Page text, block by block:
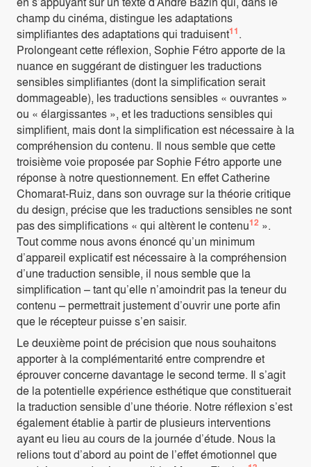
champ du cinéma, distingue les adaptations
simplifiantes des adaptations qui traduisent11.
Prolongeant cette réflexion, Sophie Fétro apporte de la
nuance en suggérant de distinguer les traductions
sensibles simplifiantes (dont la simplification serait
dommageable), les traductions sensibles « ouvrantes »
ou « élargissantes », et les traductions sensibles qui
simplifient, mais dont la simplification est nécessaire à la
compréhension du contenu. Il nous semble que cette
troisième voie proposée par Sophie Fétro apporte une
réponse à notre questionnement. En effet Catherine
Chomarat-Ruiz, dans son ouvrage sur la théorie critique
du design, précise que les traductions sensibles ne sont
pas des simplifications « qui altèrent le contenu12 ».
Tout comme nous avons énoncé qu’un minimum
d’appareil explicatif est nécessaire à la compréhension
d’une traduction sensible, il nous semble que la
simplification – tant qu’elle n’amoindrit pas la teneur du
contenu – permettrait justement d’ouvrir une porte afin
que le récepteur puisse s’en saisir.
Le deuxième point de précision que nous souhaitons
apporter à la complémentarité entre comprendre et
éprouver concerne davantage le second terme. Il s’agit
de la potentielle expérience esthétique que constituerait
la traduction sensible d’une théorie. Notre réflexion s’est
également établie à partir de plusieurs interventions
ayant eu lieu au cours de la journée d’étude. Nous la
relions tout d’abord au point de l’effet émotionnel que